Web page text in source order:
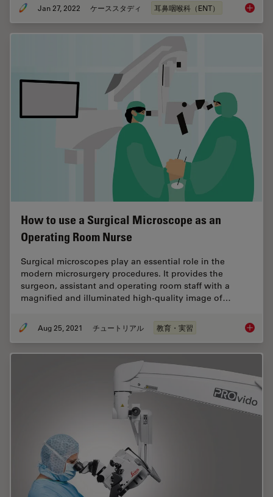
Jan 27, 2022 ケーススタディ 耳鼻咽喉科（ENT）
How to use a Surgical Microscope as an
Operating Room Nurse
Surgical microscopes play an essential role in the
modern microsurgery procedures. It provides the
surgeon, assistant and operating room staff with a
magnified and illuminated high-quality image of…
Aug 25, 2021 チュートリアル 教育・実習 How to